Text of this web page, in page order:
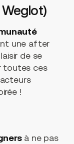
une after
de se
toutes ces
!
à ne pas